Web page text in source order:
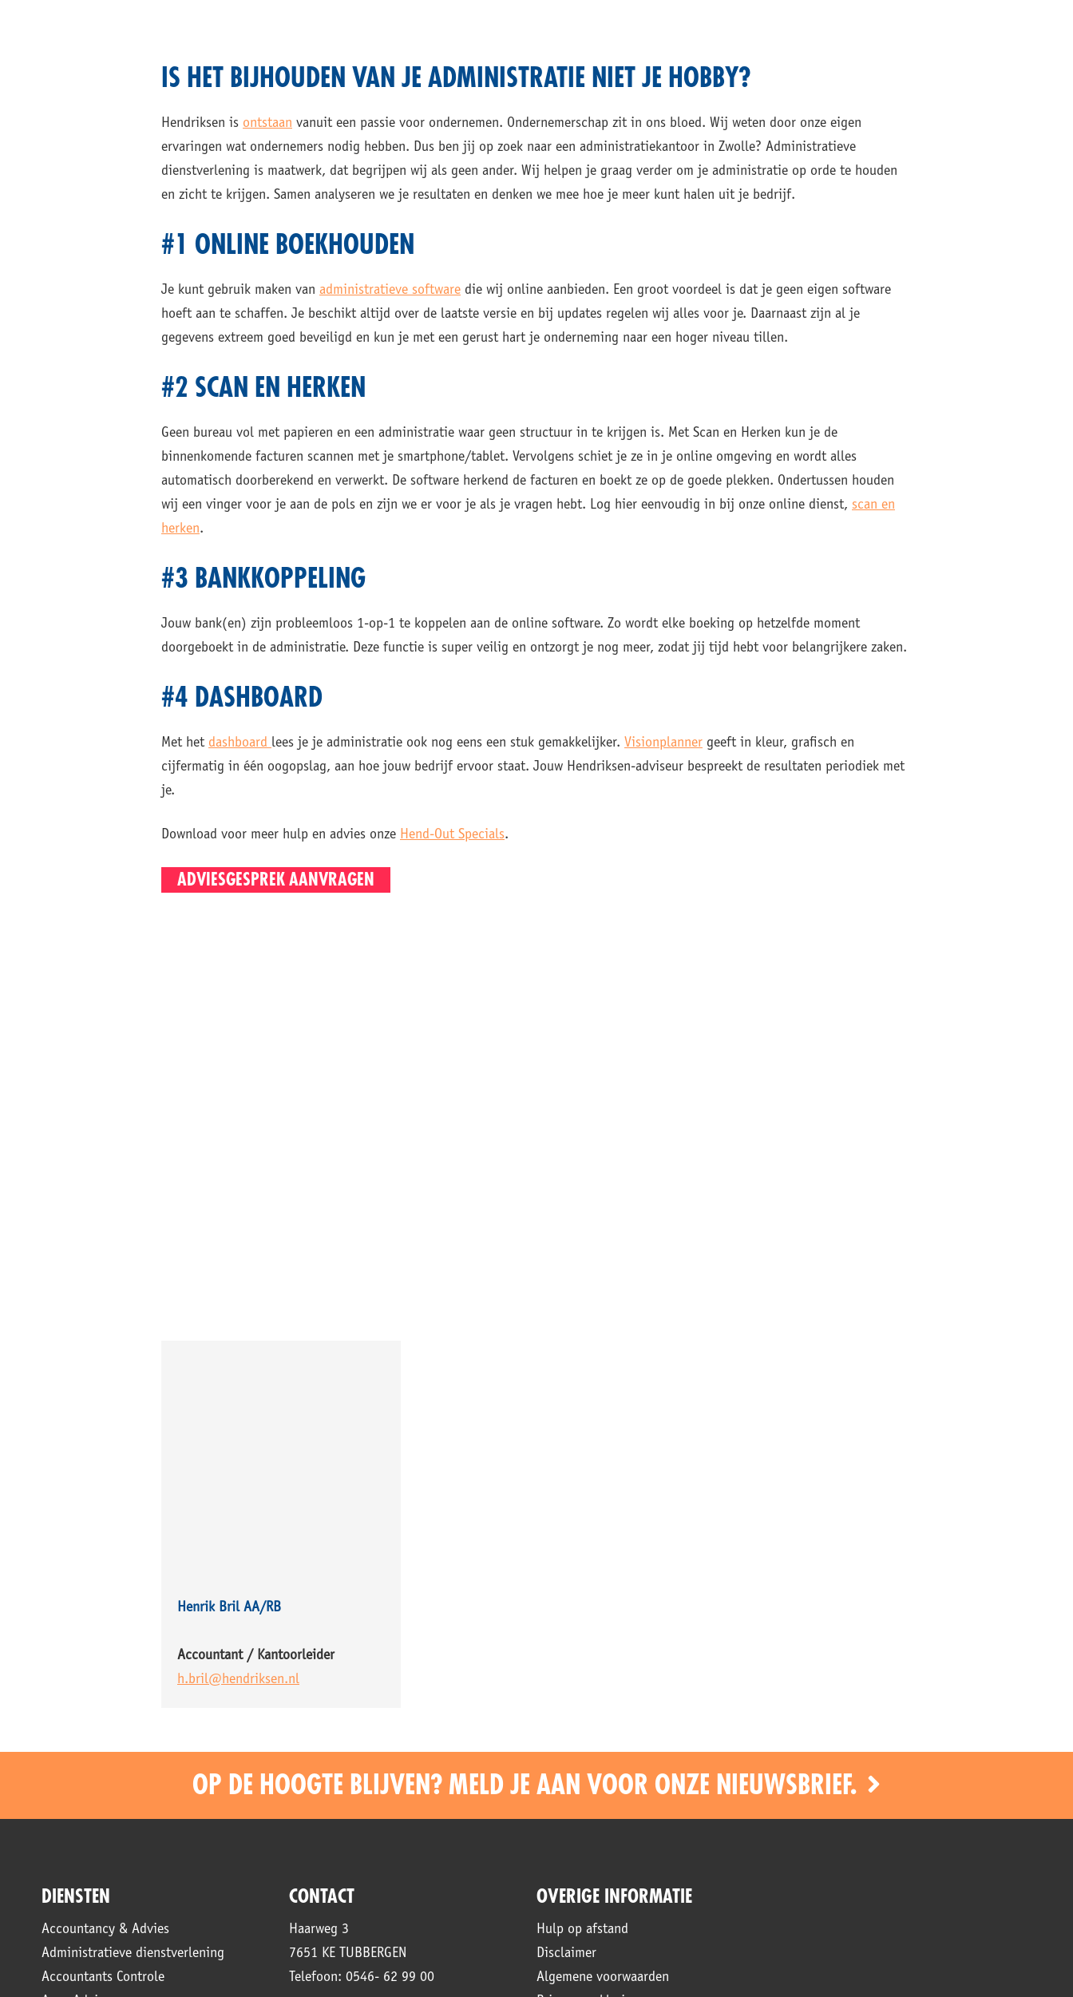
IS HET BIJHOUDEN VAN JE ADMINISTRATIE NIET JE HOBBY?
Hendriksen is ontstaan vanuit een passie voor ondernemen. Ondernemerschap zit in ons bloed. Wij weten door onze eigen
ervaringen wat ondernemers nodig hebben. Dus ben jij op zoek naar een administratiekantoor in Zwolle? Administratieve
dienstverlening is maatwerk, dat begrijpen wij als geen ander. Wij helpen je graag verder om je administratie op orde te houden
en zicht te krijgen. Samen analyseren we je resultaten en denken we mee hoe je meer kunt halen uit je bedrijf.
#1 ONLINE BOEKHOUDEN
Je kunt gebruik maken van administratieve software die wij online aanbieden. Een groot voordeel is dat je geen eigen software
hoeft aan te schaffen. Je beschikt altijd over de laatste versie en bij updates regelen wij alles voor je. Daarnaast zijn al je
gegevens extreem goed beveiligd en kun je met een gerust hart je onderneming naar een hoger niveau tillen.
#2 SCAN EN HERKEN
Geen bureau vol met papieren en een administratie waar geen structuur in te krijgen is. Met Scan en Herken kun je de
binnenkomende facturen scannen met je smartphone/tablet. Vervolgens schiet je ze in je online omgeving en wordt alles
automatisch doorberekend en verwerkt. De software herkend de facturen en boekt ze op de goede plekken. Ondertussen houden
wij een vinger voor je aan de pols en zijn we er voor je als je vragen hebt. Log hier eenvoudig in bij onze online dienst, scan en
herken.
#3 BANKKOPPELING
Jouw bank(en) zijn probleemloos 1-op-1 te koppelen aan de online software. Zo wordt elke boeking op hetzelfde moment
doorgeboekt in de administratie. Deze functie is super veilig en ontzorgt je nog meer, zodat jij tijd hebt voor belangrijkere zaken.
#4 DASHBOARD
Met het dashboard lees je je administratie ook nog eens een stuk gemakkelijker. Visionplanner geeft in kleur, grafisch en
cijfermatig in één oogopslag, aan hoe jouw bedrijf ervoor staat. Jouw Hendriksen-adviseur bespreekt de resultaten periodiek met
je.
Download voor meer hulp en advies onze Hend-Out Specials.
ADVIESGESPREK AANVRAGEN
Henrik Bril AA/RB
Accountant / Kantoorleider
h.bril@hendriksen.nl
OP DE HOOGTE BLIJVEN? MELD JE AAN VOOR ONZE NIEUWSBRIEF.
DIENSTEN
Accountancy & Advies
Administratieve dienstverlening
Accountants Controle
CONTACT
Haarweg 3
7651 KE TUBBERGEN
Telefoon: 0546- 62 99 00
OVERIGE INFORMATIE
Hulp op afstand
Disclaimer
Algemene voorwaarden